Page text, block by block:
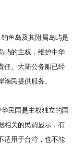
鱼岛及其附属岛屿是
屿的主权，维护中华
任。大陆公务船已经
民提供服务。
民国是主权独立的国
相关的民调显示，有
适用于台湾，也不能